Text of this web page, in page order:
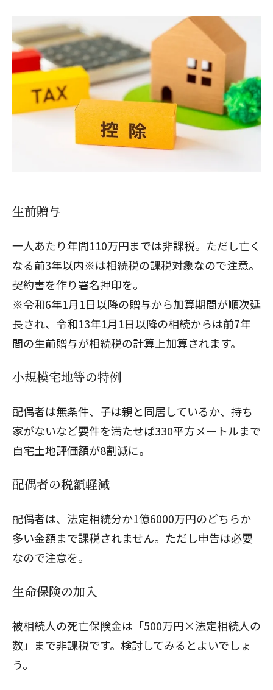
生前贈与
一人あたり年間110万円までは非課税。ただし亡く
なる前3年以内※は相続税の課税対象なので注意。
契約書を作り署名押印を。
※令和6年1月1日以降の贈与から加算期間が順次延
長され、令和13年1月1日以降の相続からは前7年
間の生前贈与が相続税の計算上加算されます。
小規模宅地等の特例
配偶者は無条件、子は親と同居しているか、持ち
家がないなど要件を満たせば330平方メートルまで
自宅土地評価額が8割減に。
配偶者の税額軽減
配偶者は、法定相続分か1億6000万円のどちらか
多い金額まで課税されません。ただし申告は必要
なので注意を。
生命保険の加入
被相続人の死亡保険金は「500万円×法定相続人の
数」まで非課税です。検討してみるとよいでしょ
う。
閉じる